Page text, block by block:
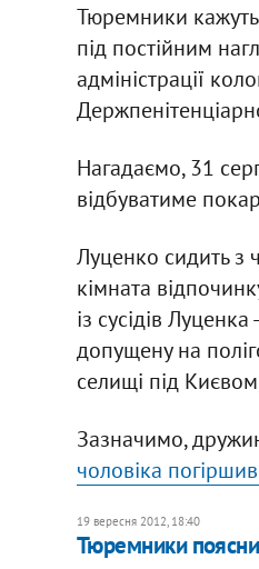
Тюремники
під постійним
адміністрації
Нагадаємо, 31
відбуватиме
Луценко сидить з
кімната
із сусідів
допущену на
селищі під
Зазначимо,
чоловіка
19 вересня 2012, 18:40
Тюремники